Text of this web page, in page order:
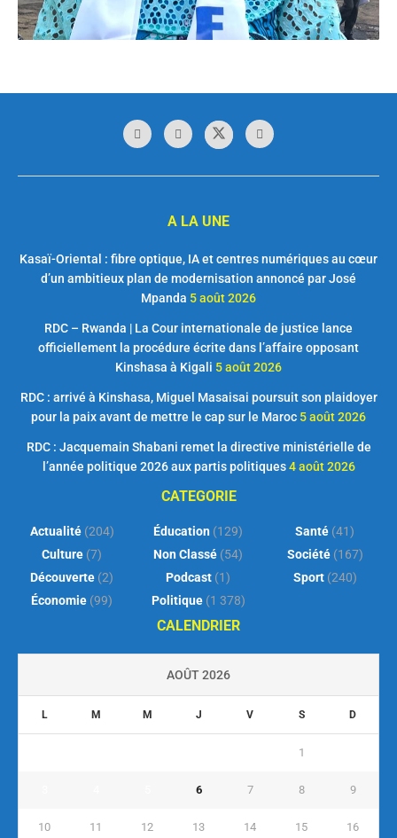
A LA UNE
Kasaï-Oriental : fibre optique, IA et centres numériques au cœur
d’un ambitieux plan de modernisation annoncé par José
Mpanda 5 août 2026
RDC – Rwanda | La Cour internationale de justice lance
officiellement la procédure écrite dans l’affaire opposant
Kinshasa à Kigali 5 août 2026
RDC : arrivé à Kinshasa, Miguel Masaisai poursuit son plaidoyer
pour la paix avant de mettre le cap sur le Maroc 5 août 2026
RDC : Jacquemain Shabani remet la directive ministérielle de
l’année politique 2026 aux partis politiques 4 août 2026
CATEGORIE
Actualité(204)
Culture (7)
Découverte (2)
Économie (99)
Éducation (129)
Non Classé (54)
Podcast (1)
Politique(1 378)
Santé (41)
Société(167)
Sport(240)
CALENDRIER
AOÛT 2026
L M M J V S D
1
6 7 8 9
10 11 12 13 14 15 16